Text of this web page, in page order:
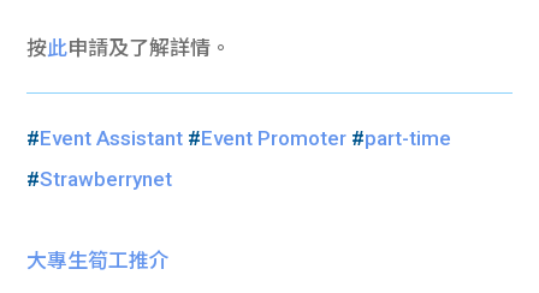
按此申請及了解詳情。
#Event Assistant #Event Promoter #part-time
#Strawberrynet
大專生筍工推介